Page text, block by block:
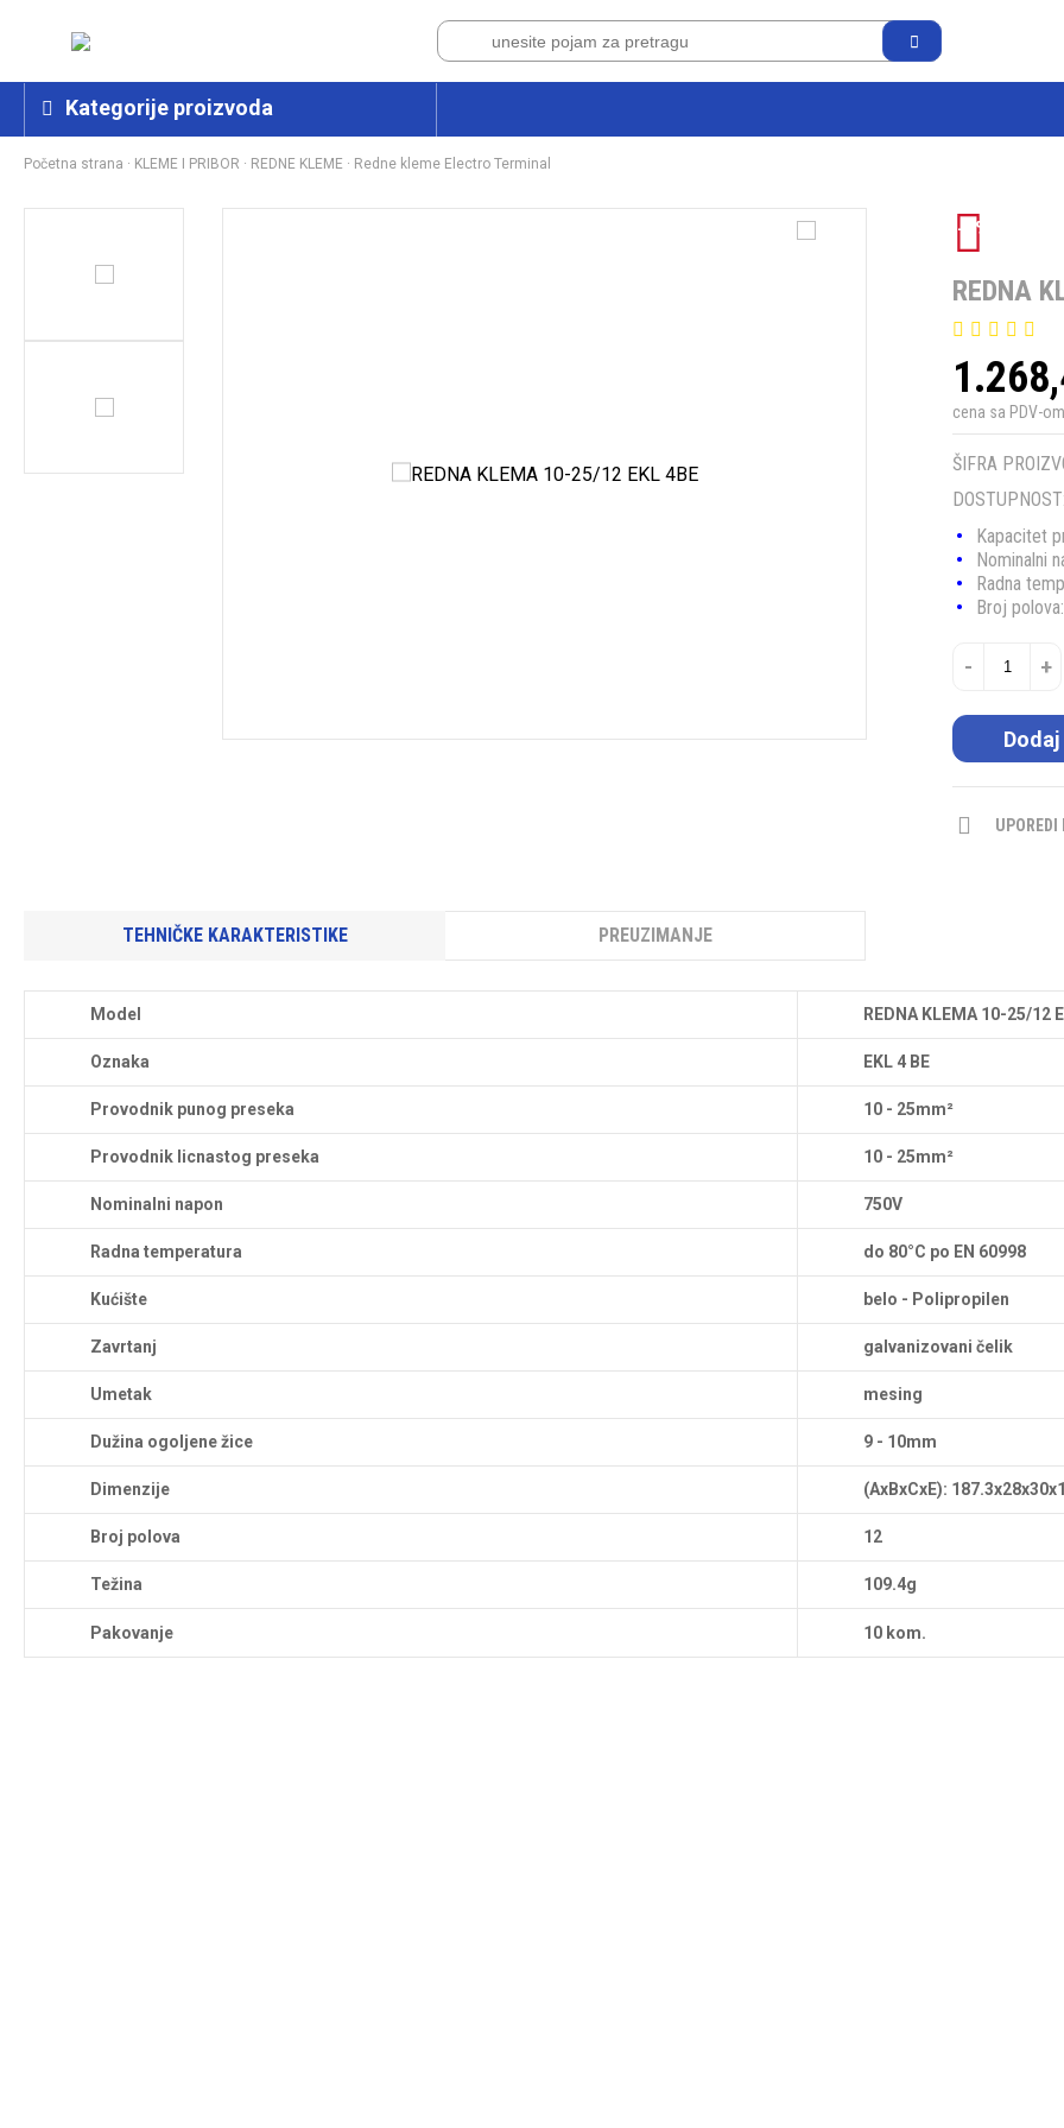
Kategorije proizvoda
Početna strana · KLEME I PRIBOR · REDNE KLEME · Redne kleme Electro Terminal
-5%
REDNA
cena sa PDV-om
ŠIFRA
DOSTUPNOST:
Kapacitet
Nominalni
Radna
Broj
- +
UPOREDI
TEHNIČKE KARAKTERISTIKE PREUZIMANJE
Model REDNA KLEMA 10-25/12
Oznaka EKL 4 BE
Provodnik punog preseka 10 - 25mm²
Provodnik licnastog preseka 10 - 25mm²
Nominalni napon 750V
Radna temperatura do 80°C po EN 60998
Kućište belo - Polipropilen
Zavrtanj galvanizovani čelik
Umetak mesing
Dužina ogoljene žice 9 - 10mm
Dimenzije (AxBxCxE):
Broj polova 12
Težina 109.4g
Pakovanje 10 kom.